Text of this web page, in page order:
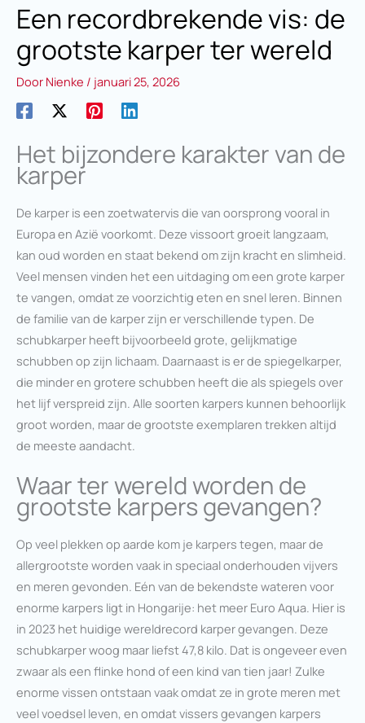
Een recordbrekende vis: de
grootste karper ter wereld
Door Nienke / januari 25, 2026
Het bijzondere karakter van de
karper
De karper is een zoetwatervis die van oorsprong vooral in
Europa en Azië voorkomt. Deze vissoort groeit langzaam,
kan oud worden en staat bekend om zijn kracht en slimheid.
Veel mensen vinden het een uitdaging om een grote karper
te vangen, omdat ze voorzichtig eten en snel leren. Binnen
de familie van de karper zijn er verschillende typen. De
schubkarper heeft bijvoorbeeld grote, gelijkmatige
schubben op zijn lichaam. Daarnaast is er de spiegelkarper,
die minder en grotere schubben heeft die als spiegels over
het lijf verspreid zijn. Alle soorten karpers kunnen behoorlijk
groot worden, maar de grootste exemplaren trekken altijd
de meeste aandacht.
Waar ter wereld worden de
grootste karpers gevangen?
Op veel plekken op aarde kom je karpers tegen, maar de
allergrootste worden vaak in speciaal onderhouden vijvers
en meren gevonden. Eén van de bekendste wateren voor
enorme karpers ligt in Hongarije: het meer Euro Aqua. Hier is
in 2023 het huidige wereldrecord karper gevangen. Deze
schubkarper woog maar liefst 47,8 kilo. Dat is ongeveer even
zwaar als een flinke hond of een kind van tien jaar! Zulke
enorme vissen ontstaan vaak omdat ze in grote meren met
veel voedsel leven, en omdat vissers gevangen karpers